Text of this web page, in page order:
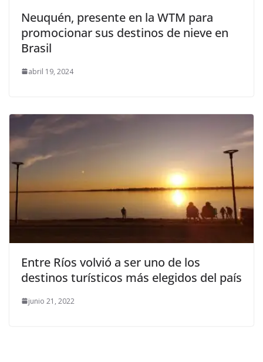
Neuquén, presente en la WTM para
promocionar sus destinos de nieve en
Brasil
abril 19, 2024
Entre Ríos volvió a ser uno de los
destinos turísticos más elegidos del país
junio 21, 2022